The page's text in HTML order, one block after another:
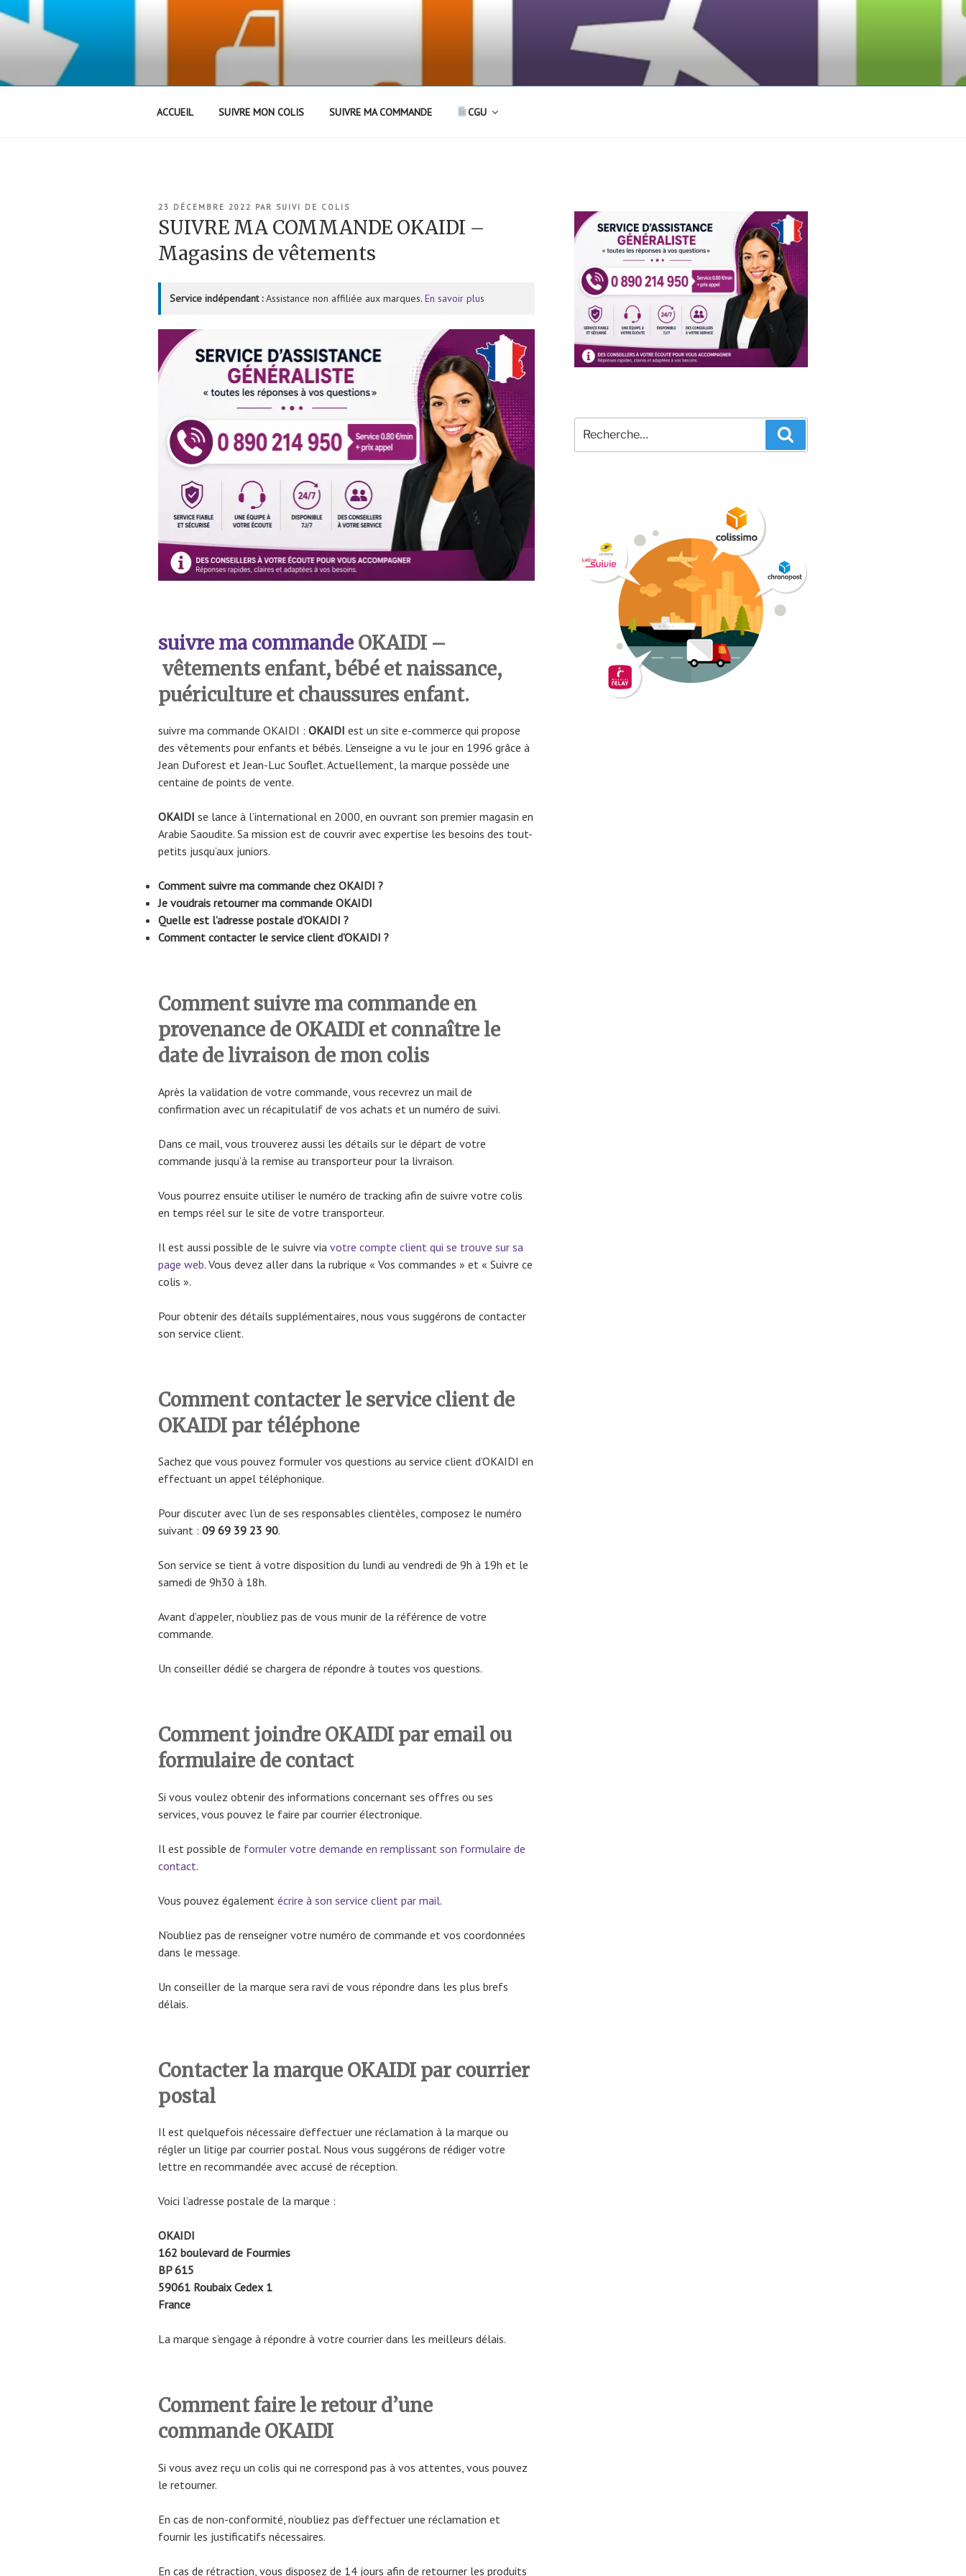
Aller
ACCUEIL SUIVRE MON COLIS SUIVRE MA COMMANDE CGU
PUBLIÉ
LE
23 DÉCEMBRE 2022 PAR SUIVI DE COLIS
SUIVRE MA COMMANDE OKAIDI –
Magasins de vêtements
Service indépendant :Assistance non affiliée aux marques. En savoir plus
suivre ma commande OKAIDI –
vêtements enfant, bébé et naissance,
puériculture et chaussures enfant.
suivre ma commande OKAIDI : OKAIDI est un site e-commerce qui propose
des vêtements pour enfants et bébés. L’enseigne a vu le jour en 1996 grâce à
Jean Duforest et Jean-Luc Souflet. Actuellement, la marque possède une
centaine de points de vente.
OKAIDI se lance à l’international en 2000, en ouvrant son premier magasin en
Arabie Saoudite. Sa mission est de couvrir avec expertise les besoins des tout-
petits jusqu’aux juniors.
Comment suivre ma commande chez OKAIDI ?
Je voudrais retourner ma commande OKAIDI
Quelle est l’adresse postale d’OKAIDI ?
Comment contacter le service client d’OKAIDI ?
Comment suivre ma commande en
provenance de OKAIDI et connaître le
date de livraison de mon colis
Après la validation de votre commande, vous recevrez un mail de
confirmation avec un récapitulatif de vos achats et un numéro de suivi.
Dans ce mail, vous trouverez aussi les détails sur le départ de votre
commande jusqu’à la remise au transporteur pour la livraison.
Vous pourrez ensuite utiliser le numéro de tracking afin de suivre votre colis
en temps réel sur le site de votre transporteur.
Il est aussi possible de le suivre via votre compte client qui se trouve sur sa
page web. Vous devez aller dans la rubrique « Vos commandes » et « Suivre ce
colis ».
Pour obtenir des détails supplémentaires, nous vous suggérons de contacter
son service client.
Comment contacter le service client de
OKAIDI par téléphone
Sachez que vous pouvez formuler vos questions au service client d’OKAIDI en
effectuant un appel téléphonique.
Pour discuter avec l’un de ses responsables clientèles, composez le numéro
suivant : 09 69 39 23 90.
Son service se tient à votre disposition du lundi au vendredi de 9h à 19h et le
samedi de 9h30 à 18h.
Avant d’appeler, n’oubliez pas de vous munir de la référence de votre
commande.
Un conseiller dédié se chargera de répondre à toutes vos questions.
Comment joindre OKAIDI par email ou
formulaire de contact
Si vous voulez obtenir des informations concernant ses offres ou ses
services, vous pouvez le faire par courrier électronique.
Il est possible de formuler votre demande en remplissant son formulaire de
contact.
Vous pouvez également écrire à son service client par mail.
N’oubliez pas de renseigner votre numéro de commande et vos coordonnées
dans le message.
Un conseiller de la marque sera ravi de vous répondre dans les plus brefs
délais.
Contacter la marque OKAIDI par courrier
postal
Il est quelquefois nécessaire d’effectuer une réclamation à la marque ou
régler un litige par courrier postal. Nous vous suggérons de rédiger votre
lettre en recommandée avec accusé de réception.
Voici l’adresse postale de la marque :
OKAIDI
162 boulevard de Fourmies
BP 615
59061 Roubaix Cedex 1
France
La marque s’engage à répondre à votre courrier dans les meilleurs délais.
Comment faire le retour d’une
commande OKAIDI
Si vous avez reçu un colis qui ne correspond pas à vos attentes, vous pouvez
le retourner.
En cas de non-conformité, n’oubliez pas d’effectuer une réclamation et
fournir les justificatifs nécessaires.
En cas de rétraction, vous disposez de 14 jours afin de retourner les produits
pour